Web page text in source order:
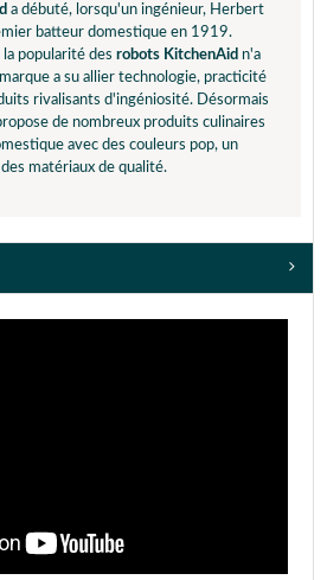
a débuté, lorsqu'un ingénieur, Herbert
batteur domestique en 1919.
popularité des robots KitchenAid n'a
a su allier technologie, practicité
rivalisants d'ingéniosité. Désormais
de nombreux produits culinaires
avec des couleurs pop, un
matériaux de qualité.